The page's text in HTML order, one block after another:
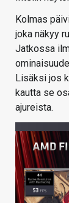
Kolmas
joka näkyy
Jatkossa
Lisäksi jos
kautta se
ajureista.